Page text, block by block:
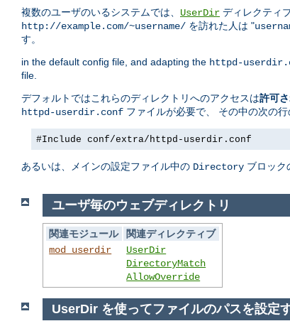
複数のユーザのいるシステムでは、 UserDir ディレクティ
http://example.com/~username/ を訪れた人は "
す。
in the default config file, and adapting the httpd-
file.
デフォルトではこれらのディレクトリへのアクセスは許可
httpd-userdir.conf ファイルが必要で、 その中の次の
#Include conf/extra/httpd-userdir.conf
あるいは、メインの設定ファイル中の Directory ブロック
ユーザ毎のウェブディレクトリ
関連モジュール
関連ディレクティブ
mod_userdir
UserDir
DirectoryMatch
AllowOverride
UserDir を使ってファイルのパスを設定